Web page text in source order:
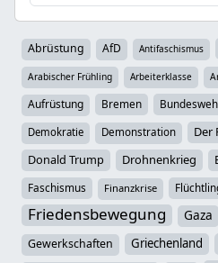
Abrüstung AfD Antifaschismus
Arabischer Frühling Arbeiterklasse
Aufrüstung Bremen
Demokratie Demonstration Der
Donald Trump
Drohnenkrieg
Faschismus Finanzkrise
Friedensbewegung Gaza
Gewerkschaften Griechenland